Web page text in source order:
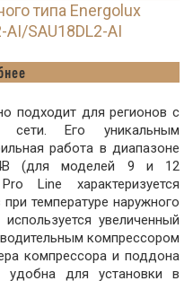
типа Energolux
AI/SAU18DL2-AI
подходит для регионов с
сети. Его уникальным
работа в диапазоне
(для моделей 9 и 12
Line характеризуется
температуре наружного
увеличенный
компрессором
компрессора и поддона
удобна для установки в